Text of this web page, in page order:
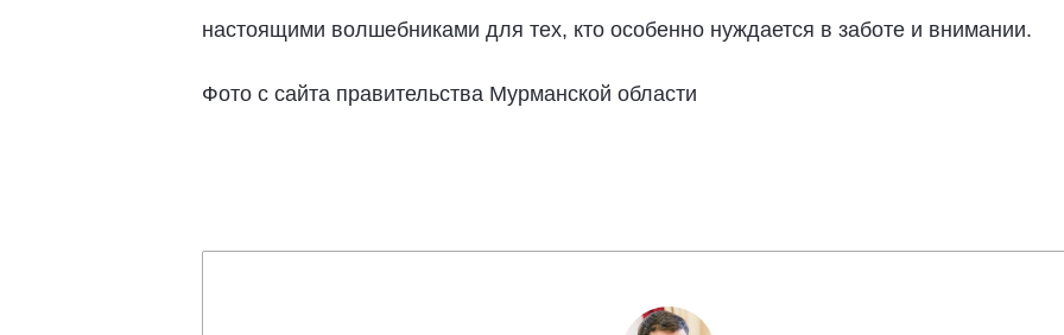
настоящими волшебниками для тех, кто особенно нуждается в заботе и внимании.
Фото с сайта правительства Мурманской области